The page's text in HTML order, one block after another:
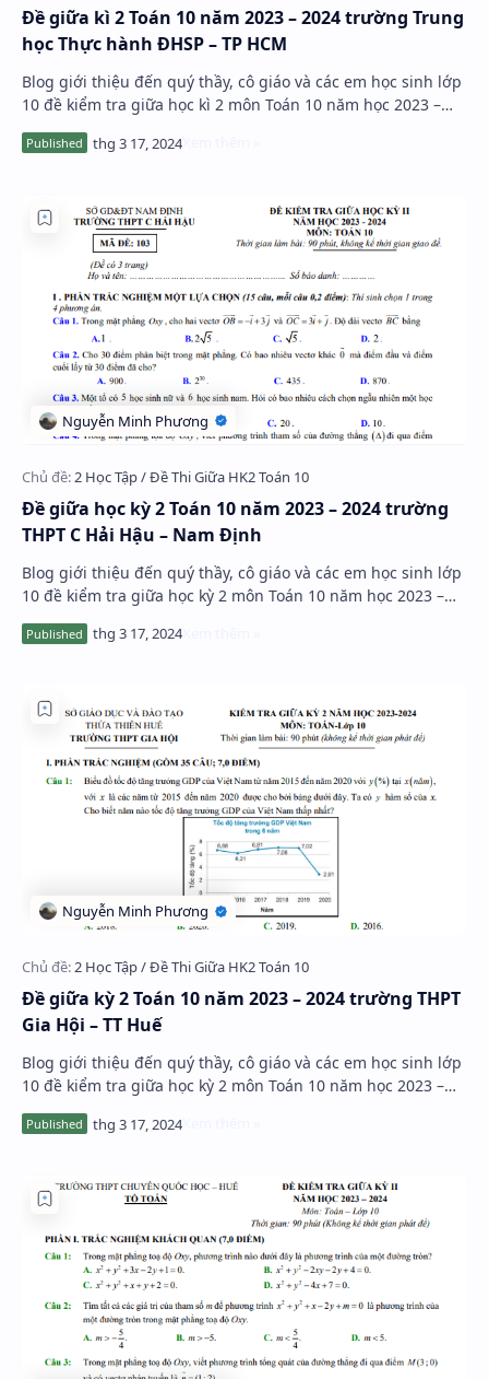
Đề giữa kì 2 Toán 10 năm 2023 – 2024 trường Trung
học Thực hành ĐHSP – TP HCM
Blog giới thiệu đến quý thầy, cô giáo và các em học sinh lớp
10 đề kiểm tra giữa học kì 2 môn Toán 10 năm học 2023 –
2024 trường Trung học Thực hành …
Đề giữa học kỳ 2 Toán 10 năm 2023 – 2024 trường
THPT C Hải Hậu – Nam Định
Blog giới thiệu đến quý thầy, cô giáo và các em học sinh lớp
10 đề kiểm tra giữa học kỳ 2 môn Toán 10 năm học 2023 –
Đề giữa kỳ 2 Toán 10 năm 2023 – 2024 trường THPT
Gia Hội – TT Huế
Blog giới thiệu đến quý thầy, cô giáo và các em học sinh lớp
10 đề kiểm tra giữa học kỳ 2 môn Toán 10 năm học 2023 –
2024 trường THPT Gia Hội, tỉnh T…